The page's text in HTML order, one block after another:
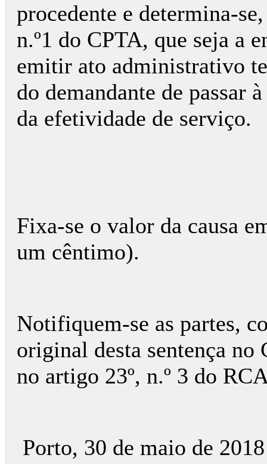
procedente e determina-
n.º1 do CPTA, que seja a
emitir ato administrativo
do demandante de passar
da efetividade de serviço.
Fixa-se o valor da causa
um cêntimo).
Notifiquem-se as partes,
original desta sentença
no artigo 23º, n.º 3 do
Porto, 30 de maio de 2018